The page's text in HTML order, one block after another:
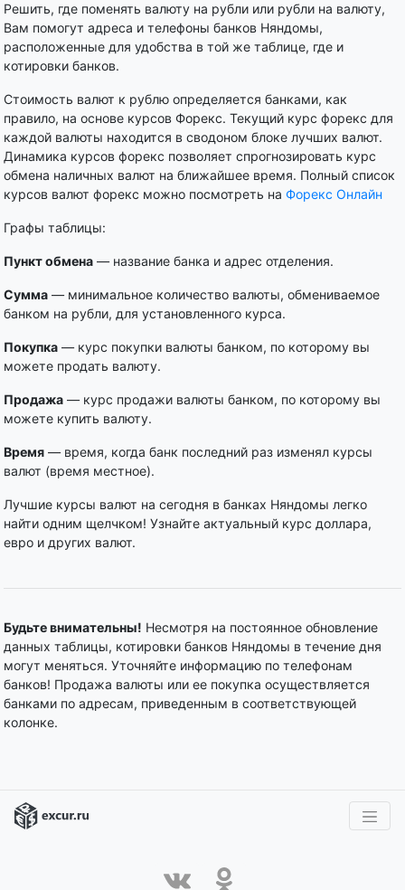
Решить, где поменять валюту на рубли или рубли на валюту,
Вам помогут адреса и телефоны банков Няндомы,
расположенные для удобства в той же таблице, где и
котировки банков.
Стоимость валют к рублю определяется банками, как
правило, на основе курсов Форекс. Текущий курс форекс для
каждой валюты находится в сводоном блоке лучших валют.
Динамика курсов форекс позволяет спрогнозировать курс
обмена наличных валют на ближайшее время. Полный список
курсов валют форекс можно посмотреть на Форекс Онлайн
Графы таблицы:
Пункт обмена — название банка и адрес отделения.
Сумма — минимальное количество валюты, обмениваемое
банком на рубли, для установленного курса.
Покупка — курс покупки валюты банком, по которому вы
можете продать валюту.
Продажа — курс продажи валюты банком, по которому вы
можете купить валюту.
Время — время, когда банк последний раз изменял курсы
валют (время местное).
Лучшие курсы валют на сегодня в банках Няндомы легко
найти одним щелчком! Узнайте актуальный курс доллара,
евро и других валют.
Будьте внимательны! Несмотря на постоянное обновление
данных таблицы, котировки банков Няндомы в течение дня
могут меняться. Уточняйте информацию по телефонам
банков! Продажа валюты или ее покупка осуществляется
банками по адресам, приведенным в соответствующей
колонке.